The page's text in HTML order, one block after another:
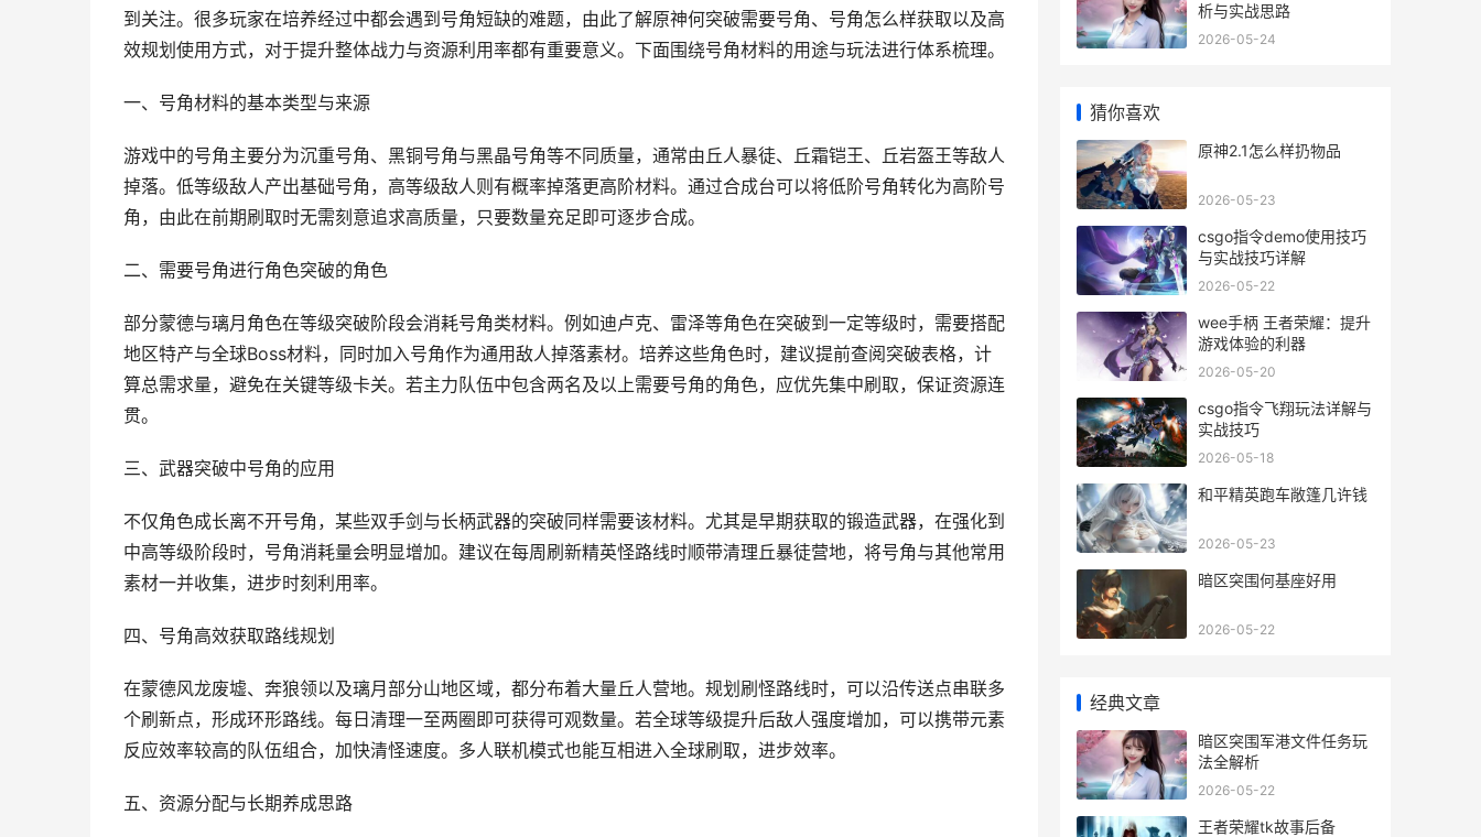
到关注。很多玩家在培养经过中都会遇到号角短缺的难题，由此了解原神何突破需要号角、号角怎么样获取以及高
效规划使用方式，对于提升整体战力与资源利用率都有重要意义。下面围绕号角材料的用途与玩法进行体系梳理。
一、号角材料的基本类型与来源
游戏中的号角主要分为沉重号角、黑铜号角与黑晶号角等不同质量，通常由丘人暴徒、丘霜铠王、丘岩盔王等敌人
掉落。低等级敌人产出基础号角，高等级敌人则有概率掉落更高阶材料。通过合成台可以将低阶号角转化为高阶号
角，由此在前期刷取时无需刻意追求高质量，只要数量充足即可逐步合成。
二、需要号角进行角色突破的角色
部分蒙德与璃月角色在等级突破阶段会消耗号角类材料。例如迪卢克、雷泽等角色在突破到一定等级时，需要搭配
地区特产与全球Boss材料，同时加入号角作为通用敌人掉落素材。培养这些角色时，建议提前查阅突破表格，计
算总需求量，避免在关键等级卡关。若主力队伍中包含两名及以上需要号角的角色，应优先集中刷取，保证资源连
贯。
三、武器突破中号角的应用
不仅角色成长离不开号角，某些双手剑与长柄武器的突破同样需要该材料。尤其是早期获取的锻造武器，在强化到
中高等级阶段时，号角消耗量会明显增加。建议在每周刷新精英怪路线时顺带清理丘暴徒营地，将号角与其他常用
素材一并收集，进步时刻利用率。
四、号角高效获取路线规划
在蒙德风龙废墟、奔狼领以及璃月部分山地区域，都分布着大量丘人营地。规划刷怪路线时，可以沿传送点串联多
个刷新点，形成环形路线。每日清理一至两圈即可获得可观数量。若全球等级提升后敌人强度增加，可以携带元素
反应效率较高的队伍组合，加快清怪速度。多人联机模式也能互相进入全球刷取，进步效率。
五、资源分配与长期养成思路
析与实战思路
2026-05-24
猜你喜欢
原神2.1怎么样扔物品
2026-05-23
csgo指令demo使用技巧
与实战技巧详解
2026-05-22
wee手柄 王者荣耀：提升
游戏体验的利器
2026-05-20
csgo指令飞翔玩法详解与
实战技巧
2026-05-18
和平精英跑车敞篷几许钱
2026-05-23
暗区突围何基座好用
2026-05-22
经典文章
暗区突围军港文件任务玩
法全解析
2026-05-22
王者荣耀tk故事后备